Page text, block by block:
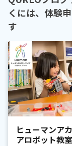
くには、体験
す
ヒューマンア
アロボット教